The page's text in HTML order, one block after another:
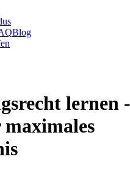
Blog
lernen